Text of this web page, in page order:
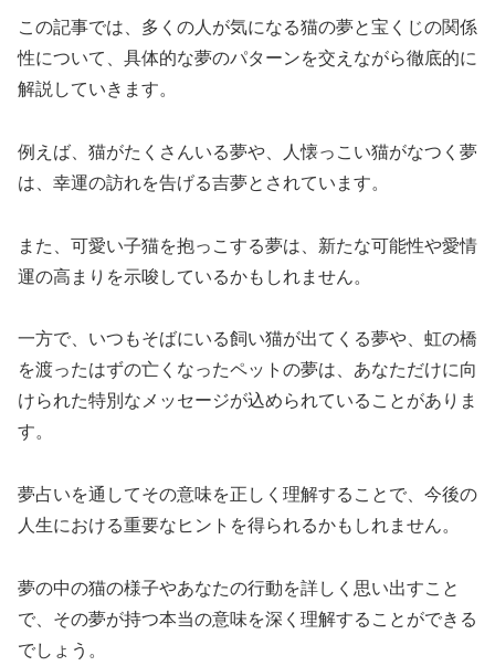
この記事では、多くの人が気になる猫の夢と宝くじの関係
性について、具体的な夢のパターンを交えながら徹底的に
解説していきます。
例えば、猫がたくさんいる夢や、人懐っこい猫がなつく夢
は、幸運の訪れを告げる吉夢とされています。
また、可愛い子猫を抱っこする夢は、新たな可能性や愛情
運の高まりを示唆しているかもしれません。
一方で、いつもそばにいる飼い猫が出てくる夢や、虹の橋
を渡ったはずの亡くなったペットの夢は、あなただけに向
けられた特別なメッセージが込められていることがありま
す。
夢占いを通してその意味を正しく理解することで、今後の
人生における重要なヒントを得られるかもしれません。
夢の中の猫の様子やあなたの行動を詳しく思い出すこと
で、その夢が持つ本当の意味を深く理解することができる
でしょう。